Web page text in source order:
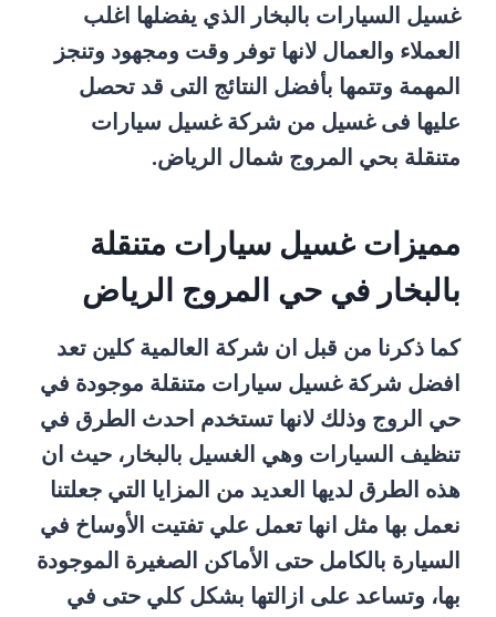
غسيل السيارات بالبخار الذي يفضلها اغلب
العملاء والعمال لانها توفر وقت ومجهود وتنجز
المهمة وتتمها بأفضل النتائج التى قد تحصل
عليها فى غسيل من شركة غسيل سيارات
متنقلة بحي المروج شمال الرياض.
مميزات غسيل سيارات متنقلة
بالبخار في حي المروج الرياض
كما ذكرنا من قبل ان شركة العالمية كلين تعد
افضل شركة غسيل سيارات متنقلة موجودة في
حي الروج وذلك لانها تستخدم احدث الطرق في
تنظيف السيارات وهي الغسيل بالبخار، حيث ان
هذه الطرق لديها العديد من المزايا التي جعلتنا
نعمل بها مثل انها تعمل علي تفتيت الأوساخ في
السيارة بالكامل حتى الأماكن الصغيرة الموجودة
بها، وتساعد على ازالتها بشكل كلي حتى في